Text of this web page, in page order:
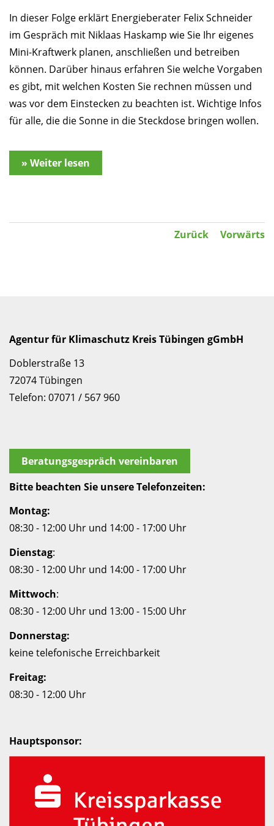
In dieser Folge erklärt Energieberater Felix Schneider
im Gespräch mit Niklaas Haskamp wie Sie Ihr eigenes
Mini-Kraftwerk planen, anschließen und betreiben
können. Darüber hinaus erfahren Sie welche Vorgaben
es gibt, mit welchen Kosten Sie rechnen müssen und
was vor dem Einstecken zu beachten ist. Wichtige Infos
für alle, die die Sonne in die Steckdose bringen wollen.
» Weiter lesen
Zurück Vorwärts
Agentur für Klimaschutz Kreis Tübingen gGmbH
Doblerstraße 13
72074 Tübingen
Telefon: 07071 / 567 960
Beratungsgespräch vereinbaren
Bitte beachten Sie unsere Telefonzeiten:
Montag:
08:30 - 12:00 Uhr und 14:00 - 17:00 Uhr
Dienstag:
08:30 - 12:00 Uhr und 14:00 - 17:00 Uhr
Mittwoch:
08:30 - 12:00 Uhr und 13:00 - 15:00 Uhr
Donnerstag:
keine telefonische Erreichbarkeit
Freitag:
08:30 - 12:00 Uhr
Hauptsponsor: